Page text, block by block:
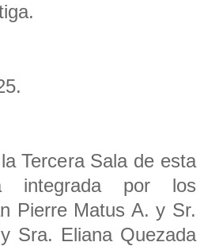
Tercera Sala de esta
integrada por los
Pierre Matus A. y Sr.
Sra. Eliana Quezada